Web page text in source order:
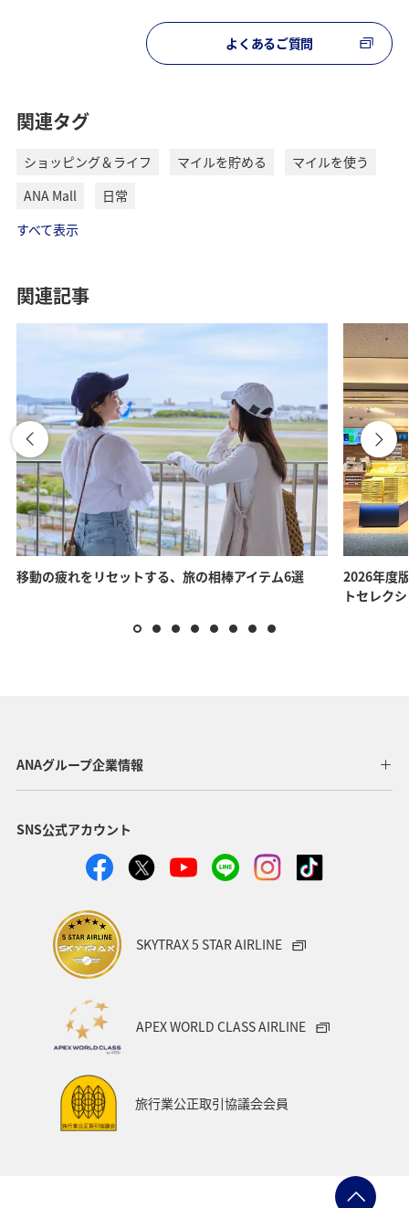
よくあるご質問
関連タグ
ショッピング＆ライフ マイルを貯める
マイルを使う
ANA Mall
日常
すべて表示
関連記事
移動の疲れをリセットする、旅の相棒アイテム6選
2026年度
トセレク
ANAグループ企業情報
SNS公式アカウント
SKYTRAX 5 STAR AIRLINE
APEX WORLD CLASS AIRLINE
旅行業公正取引協議会会員